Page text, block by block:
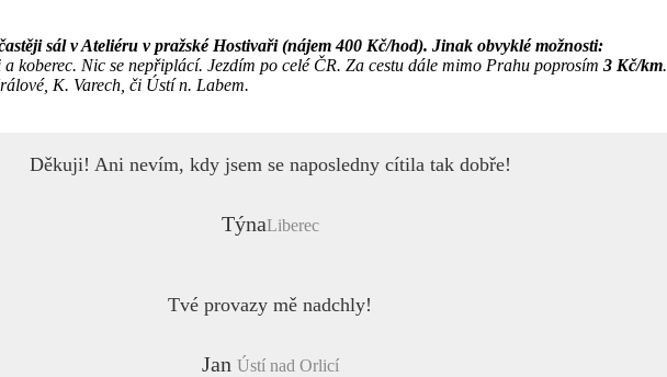
sál v Ateliéru v pražské Hostivaři (nájem 400 Kč/hod). Jinak obvyklé možnosti:
koberec. Nic se nepřiplácí. Jezdím po celé ČR. Za cestu dále mimo Prahu poprosím 3 Kč/km.
K. Varech, či Ústí n. Labem.
Děkuji! Ani nevím, kdy jsem se naposledny cítila tak dobře!
TýnaLiberec
Tvé provazy mě nadchly!
Jan Ústí nad Orlicí